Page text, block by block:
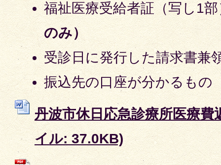
福祉医療受給者証（写し1部
のみ）
受診日に発行した請求書兼
振込先の口座が分かるもの
丹波市休日応急診療所医療
イル: 37.0KB)